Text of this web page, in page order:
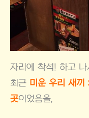
자리에 착석! 하고 나
최근 미운 우리 새끼
곳이었음을,